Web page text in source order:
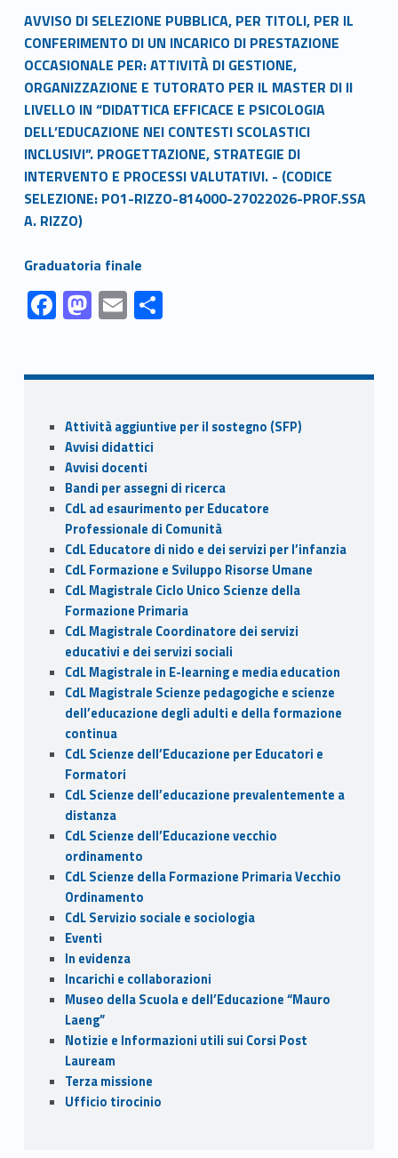
Link identifier #identifier__147912-1
AVVISO DI SELEZIONE PUBBLICA, PER TITOLI, PER IL
CONFERIMENTO DI UN INCARICO DI PRESTAZIONE
OCCASIONALE PER: ATTIVITÀ DI GESTIONE,
ORGANIZZAZIONE E TUTORATO PER IL MASTER DI II
LIVELLO IN “DIDATTICA EFFICACE E PSICOLOGIA
DELL’EDUCAZIONE NEI CONTESTI SCOLASTICI
INCLUSIVI”. PROGETTAZIONE, STRATEGIE DI
INTERVENTO E PROCESSI VALUTATIVI. - (CODICE
SELEZIONE: PO1-RIZZO-814000-27022026-PROF.SSA
A. RIZZO)
Link identifier #identifier__16095-2
Graduatoria finale
Link identifier #identifier__174231-1
F
ac
b
o
o
k
Link identifier #identifier__176742-2 M
as
d
o
n
Link identifier #identifier__75594-3 E
m
l
Link identifier #identifier__14096-4 C
di
vi
di
Sidebar
Attività aggiuntive per il sostegno (SFP)
Avvisi didattici
Avvisi docenti
Bandi per assegni di ricerca
CdL ad esaurimento per Educatore
Professionale di Comunità
CdL Educatore di nido e dei servizi per l’infanzia
CdL Formazione e Sviluppo Risorse Umane
CdL Magistrale Ciclo Unico Scienze della
Formazione Primaria
CdL Magistrale Coordinatore dei servizi
educativi e dei servizi sociali
CdL Magistrale in E-learning e media education
CdL Magistrale Scienze pedagogiche e scienze
dell’educazione degli adulti e della formazione
continua
CdL Scienze dell’Educazione per Educatori e
Formatori
CdL Scienze dell’educazione prevalentemente a
distanza
CdL Scienze dell’Educazione vecchio
ordinamento
CdL Scienze della Formazione Primaria Vecchio
Ordinamento
CdL Servizio sociale e sociologia
Eventi
In evidenza
Incarichi e collaborazioni
Museo della Scuola e dell’Educazione “Mauro
Laeng”
Notizie e Informazioni utili sui Corsi Post
Lauream
Terza missione
Ufficio tirocinio